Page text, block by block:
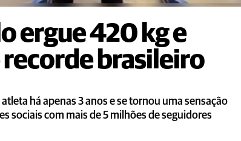
ergue 420 kg e
recorde brasileiro
atleta há apenas 3 anos e se tornou uma sensação
sociais com mais de 5 milhões de seguidores